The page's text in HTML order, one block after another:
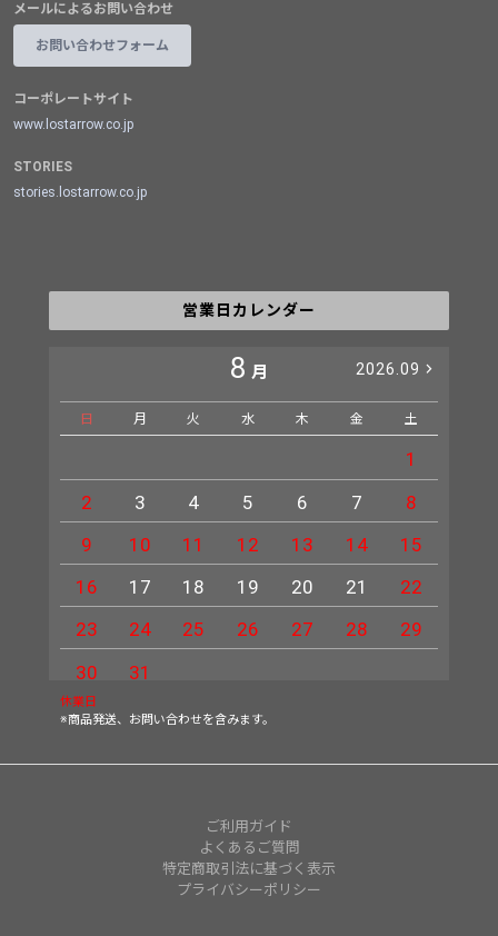
メールによるお問い合わせ
お問い合わせフォーム
コーポレートサイト
www.lostarrow.co.jp
STORIES
stories.lostarrow.co.jp
営業日カレンダー
8 月 2026.09
日 月 火 水 木 金 土
1
2
3 4 5 6 7
8
9
10 11 12 13 14
15
16
17 18 19 20 21
22
23
24 25 26 27 28
29
30
31
休業日
※商品発送、お問い合わせを含みます。
ご利用ガイド
よくあるご質問
特定商取引法に基づく表示
プライバシーポリシー